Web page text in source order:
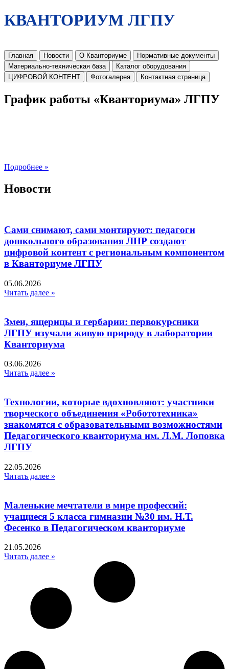
КВАНТОРИУМ ЛГПУ
Главная Новости О Кванториуме
Нормативные документы
Материально-техническая база
Каталог оборудования
ЦИФРОВОЙ КОНТЕНТ
Фотогалерея Контактная страница
График работы «Кванториума» ЛГПУ
Подробнее »
Новости
Сами снимают, сами монтируют: педагоги
дошкольного образования ЛНР создают
цифровой контент с региональным компонентом
в Кванториуме ЛГПУ​
05.06.2026
Читать далее »
Змеи, ящерицы и гербарии: первокурсники
ЛГПУ изучали живую природу в лаборатории
Кванториума
03.06.2026
Читать далее »
Технологии, которые вдохновляют: участники
творческого объединения «Робототехника»
знакомятся с образовательными возможностями
Педагогического кванториума им. Л.М. Лоповка
ЛГПУ
22.05.2026
Читать далее »
Маленькие мечтатели в мире профессий:
учащиеся 5 класса гимназии №30 им. Н.Т.
Фесенко в Педагогическом кванториуме
21.05.2026
Читать далее »